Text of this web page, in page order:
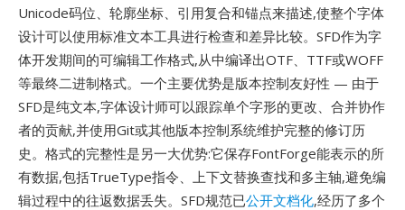
Unicode码位、轮廓坐标、引用复合和锚点来描述,使整个字体
设计可以使用标准文本工具进行检查和差异比较。SFD作为字
体开发期间的可编辑工作格式,从中编译出OTF、TTF或WOFF
等最终二进制格式。一个主要优势是版本控制友好性 — 由于
SFD是纯文本,字体设计师可以跟踪单个字形的更改、合并协作
者的贡献,并使用Git或其他版本控制系统维护完整的修订历
史。格式的完整性是另一大优势:它保存FontForge能表示的所
有数据,包括TrueType指令、上下文替换查找和多主轴,避免编
辑过程中的往返数据丢失。SFD规范已公开文档化,经历了多个